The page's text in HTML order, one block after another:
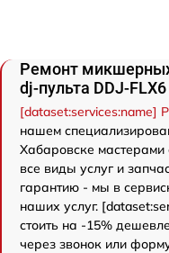
Ремонт
dj-пульта DDJ-
[dataset:services:name]
нашем
Хабаровске мастерами
все виды услуг и
гарантию - мы в
наших услуг.
стоить на -15%
через звонок или